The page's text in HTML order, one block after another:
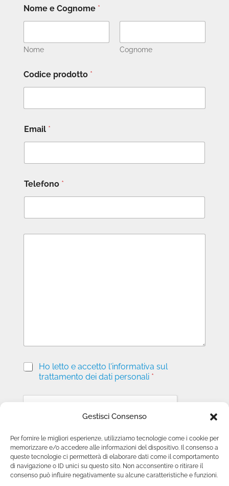
Gestisci Consenso
Per fornire le migliori esperienze, utilizziamo tecnologie come i cookie per
memorizzare e/o accedere alle informazioni del dispositivo. Il consenso a
queste tecnologie ci permetterà di elaborare dati come il comportamento
di navigazione o ID unici su questo sito. Non acconsentire o ritirare il
consenso può influire negativamente su alcune caratteristiche e funzioni.
Nome e Cognome *
Nome Cognome
Codice prodotto *
Email *
Telefono *
P
v
a
*
Ho letto e accetto l'informativa sul
trattamento dei dati personali *
Invia richiesta